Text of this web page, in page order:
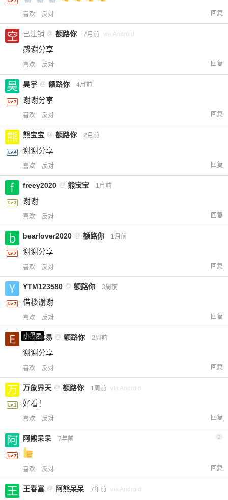
喜欢 反对 回复
已注销 @ 额路你 7月前 via Android
感谢分享
喜欢 反对 回复
昊宇 @ 额路你 4月前
谢谢分享
喜欢 反对 回复
熊宝宝 @ 额路你 2月前
谢谢分享
喜欢 反对 回复
freey2020 @ 熊宝宝 1月前
谢谢
喜欢 反对 回复
bearlover2020 @ 额路你 1月前
谢谢分享
喜欢 反对 回复
YTM123580 @ 额路你 3周前
借楼谢谢
喜欢 反对 回复
小黑屋
Emp木易 @ 额路你 2周前
谢谢分享
喜欢 反对 回复
万象界天 @ 额路你 1周前 via Android
好看！
喜欢 反对 回复
阿熊呆呆 7年前 2
喜欢 反对 回复
王春富 @ 阿熊呆呆 7年前 via Android